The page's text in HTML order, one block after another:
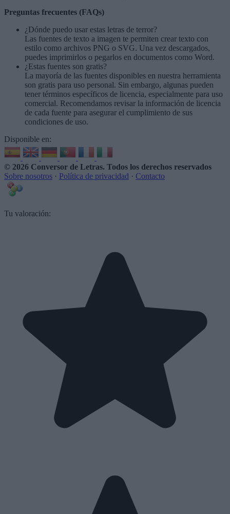
Preguntas frecuentes (FAQs)
¿Dónde puedo usar estas letras de terror?
Las fuentes de texto a imagen te permiten crear texto con
estilo como archivos PNG o SVG. Una vez descargados,
puedes imprimirlos o pegarlos en documentos como Word.
¿Estas fuentes son gratis?
La mayoría de las fuentes disponibles en nuestra herramienta
son gratis para uso personal. Sin embargo, algunas pueden
tener términos específicos de licencia, especialmente para uso
comercial. Recomendamos revisar la información de licencia
de cada fuente para asegurar el cumplimiento de sus
condiciones de uso.
Disponible en:
© 2026 Conversor de Letras. Todos los derechos reservados
Sobre nosotros · Política de privacidad · Contacto
Tu valoración: